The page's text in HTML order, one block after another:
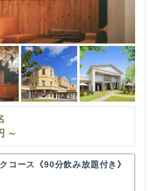
～
コース《90分飲み放題付き》